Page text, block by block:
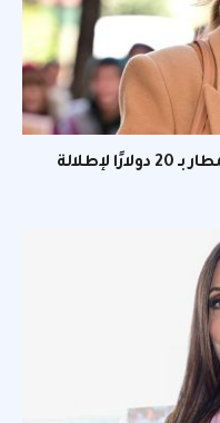
بينتجين تعتمد بنطلون جينز في المطار بـ 20 دولارًا لإطلالة